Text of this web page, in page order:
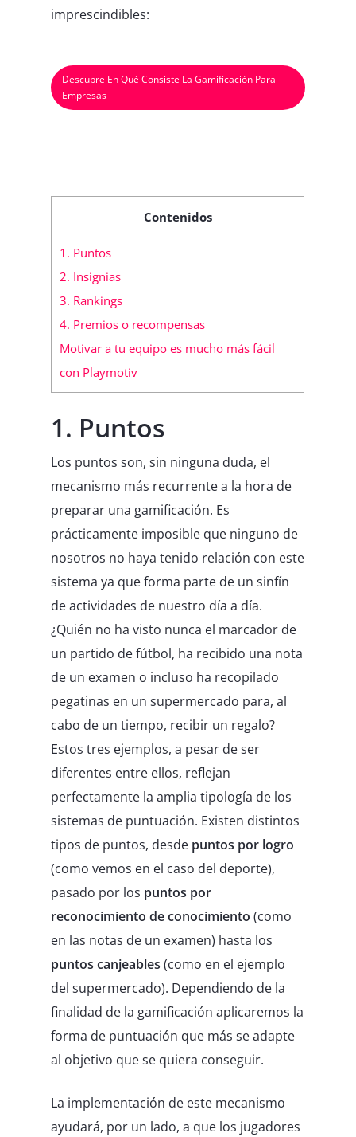
imprescindibles:
Descubre En Qué Consiste La Gamificación Para
Empresas
Contenidos
1. Puntos
2. Insignias
3. Rankings
4. Premios o recompensas
Motivar a tu equipo es mucho más fácil
con Playmotiv
1. Puntos
Los puntos son, sin ninguna duda, el
mecanismo más recurrente a la hora de
preparar una gamificación. Es
prácticamente imposible que ninguno de
nosotros no haya tenido relación con este
sistema ya que forma parte de un sinfín
de actividades de nuestro día a día.
¿Quién no ha visto nunca el marcador de
un partido de fútbol, ha recibido una nota
de un examen o incluso ha recopilado
pegatinas en un supermercado para, al
cabo de un tiempo, recibir un regalo?
Estos tres ejemplos, a pesar de ser
diferentes entre ellos, reflejan
perfectamente la amplia tipología de los
sistemas de puntuación. Existen distintos
tipos de puntos, desde puntos por logro
(como vemos en el caso del deporte),
pasado por los puntos por
reconocimiento de conocimiento(como
en las notas de un examen) hasta los
puntos canjeables (como en el ejemplo
del supermercado). Dependiendo de la
finalidad de la gamificación aplicaremos la
forma de puntuación que más se adapte
al objetivo que se quiera conseguir.
La implementación de este mecanismo
ayudará, por un lado, a que los jugadores